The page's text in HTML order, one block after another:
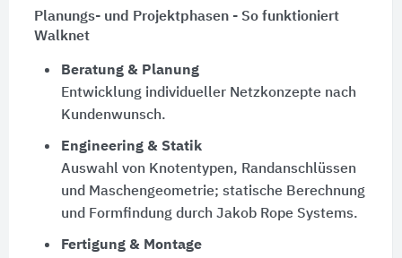
Planungs- und Projektphasen - So funktioniert
Walknet
Beratung & Planung
Entwicklung individueller Netzkonzepte nach
Kundenwunsch.
Engineering & Statik
Auswahl von Knotentypen, Randanschlüssen
und Maschengeometrie; statische Berechnung
und Formfindung durch Jakob Rope Systems.
Fertigung & Montage